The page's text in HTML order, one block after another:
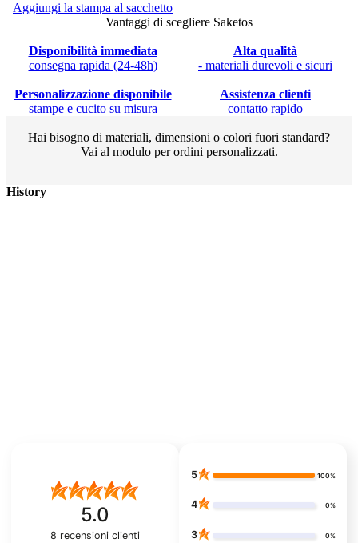
Aggiungi la stampa al sacchetto
Vantaggi di scegliere Saketos
Disponibilità immediata
consegna rapida (24-48h)
Alta qualità
- materiali durevoli e sicuri
Personalizzazione disponibile
stampe e cucito su misura
Assistenza clienti
contatto rapido
Hai bisogno di materiali, dimensioni o colori fuori standard?
Vai al modulo per ordini personalizzati.
History
5.0
8 recensioni clienti
5 100%
4 0%
3 0%